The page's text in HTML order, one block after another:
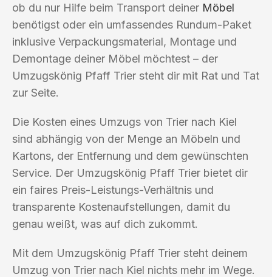
ob du nur Hilfe beim Transport deiner Möbel
benötigst oder ein umfassendes Rundum-Paket
inklusive Verpackungsmaterial, Montage und
Demontage deiner Möbel möchtest – der
Umzugskönig Pfaff Trier steht dir mit Rat und Tat
zur Seite.
Die Kosten eines Umzugs von Trier nach Kiel
sind abhängig von der Menge an Möbeln und
Kartons, der Entfernung und dem gewünschten
Service. Der Umzugskönig Pfaff Trier bietet dir
ein faires Preis-Leistungs-Verhältnis und
transparente Kostenaufstellungen, damit du
genau weißt, was auf dich zukommt.
Mit dem Umzugskönig Pfaff Trier steht deinem
Umzug von Trier nach Kiel nichts mehr im Wege.